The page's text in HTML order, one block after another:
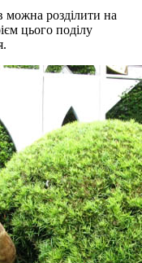
можна розділити на
цього поділу